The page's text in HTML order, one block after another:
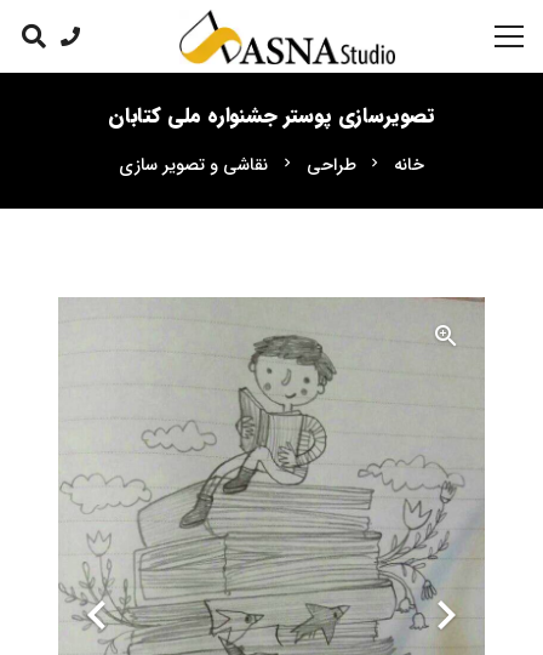
تصویرسازی پوستر جشنواره ملی کتابان
خانه chevron_right طراحی chevron_right نقاشی و تصویر سازی